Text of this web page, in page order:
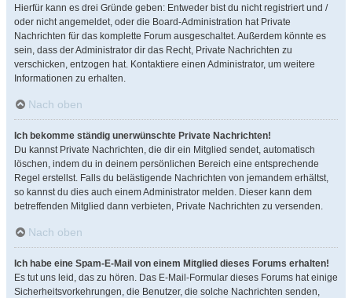
Hierfür kann es drei Gründe geben: Entweder bist du nicht registriert und /
oder nicht angemeldet, oder die Board-Administration hat Private
Nachrichten für das komplette Forum ausgeschaltet. Außerdem könnte es
sein, dass der Administrator dir das Recht, Private Nachrichten zu
verschicken, entzogen hat. Kontaktiere einen Administrator, um weitere
Informationen zu erhalten.
Nach oben
Ich bekomme ständig unerwünschte Private Nachrichten!
Du kannst Private Nachrichten, die dir ein Mitglied sendet, automatisch
löschen, indem du in deinem persönlichen Bereich eine entsprechende
Regel erstellst. Falls du belästigende Nachrichten von jemandem erhältst,
so kannst du dies auch einem Administrator melden. Dieser kann dem
betreffenden Mitglied dann verbieten, Private Nachrichten zu versenden.
Nach oben
Ich habe eine Spam-E-Mail von einem Mitglied dieses Forums erhalten!
Es tut uns leid, das zu hören. Das E-Mail-Formular dieses Forums hat einige
Sicherheitsvorkehrungen, die Benutzer, die solche Nachrichten senden,